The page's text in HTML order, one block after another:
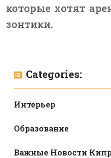
которые хотят
зонтики.
Categories:
Интерьер
Образование
Важные Новости